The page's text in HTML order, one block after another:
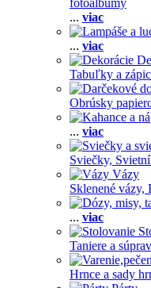
fotoalbumy
... viac
... viac
Tabuľky a
Obrúsky
... viac
Sviečky,
Vázy
Sklenené vázy,
... viac
Taniere a
Hrnce a sady